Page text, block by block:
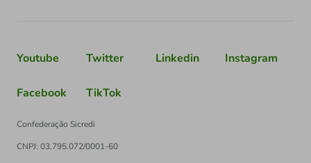
Youtube Twitter Linkedin Instagram
Facebook TikTok
Confederação Sicredi
CNPJ: 03.795.072/0001-60